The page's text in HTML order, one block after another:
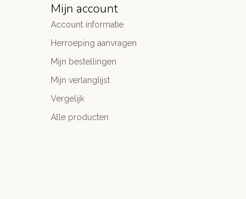
Mijn account
Account informatie
Herroeping aanvragen
Mijn bestellingen
Mijn verlanglijst
Vergelijk
Alle producten